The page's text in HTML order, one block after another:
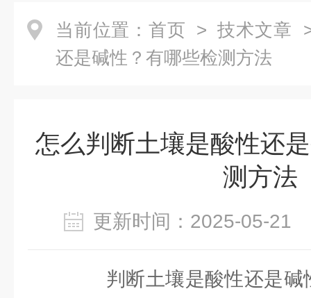
当前位置： 首页 > 技术文章
还是碱性？有哪些检测方法
怎么判断土壤是酸性还
测方法
更新时间：2025-05-
判断土壤是酸性还是碱